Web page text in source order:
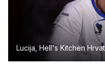
Lucija, Hell's Kitchen